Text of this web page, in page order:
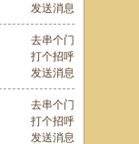
发送消息
去串个门
打个招呼
发送消息
去串个门
打个招呼
发送消息